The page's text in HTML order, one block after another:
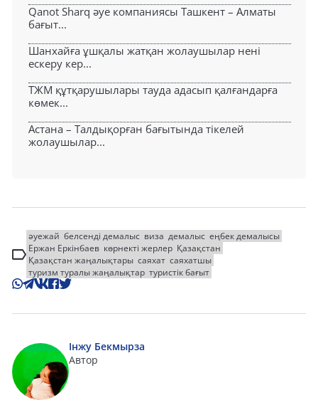
Qanot Sharq әуе компаниясы Ташкент – Алматы
бағыт...
Шанхайға ұшқалы жатқан жолаушылар нені
ескеру кер...
ТЖМ құтқарушылары тауда адасып қалғандарға
көмек...
Астана – Талдықорған бағытында тікелей
жолаушылар...
әуежай белсенді демалыс виза демалыс еңбек демалысы
Ержан Еркінбаев көрнекті жерлер Қазақстан
Қазақстан жаңалықтары саяхат саяхатшы
туризм туралы жаңалықтар туристік бағыт
Інжу Бекмырза
Автор